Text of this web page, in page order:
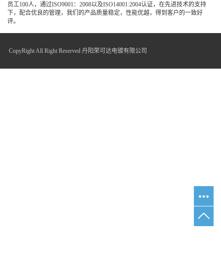
员工100人，通过ISO9001：2008以及ISO14001:2004认证，在先进技术的支持
下，配合优良的管理，我们的产品质量稳定，性能优越，得到客户的一致好
评。
CopyRight All Right Reserved 丹阳荣可达电镀有限公司